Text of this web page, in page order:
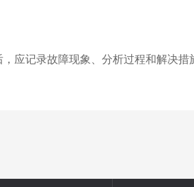
记录故障现象、分析过程和解决措